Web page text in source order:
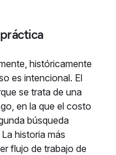
históricamente
es intencional. El
se trata de una
en la que el costo
búsqueda
historia más
flujo de trabajo de